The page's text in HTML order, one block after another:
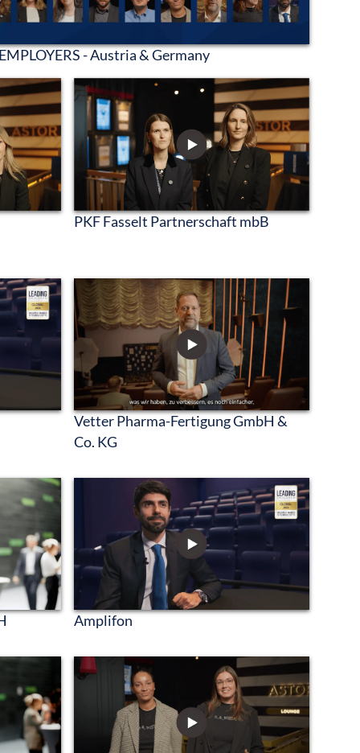
- Austria & Germany
PKF Fasselt Partnerschaft mbB
Vetter Pharma-Fertigung GmbH &
Co. KG
Amplifon